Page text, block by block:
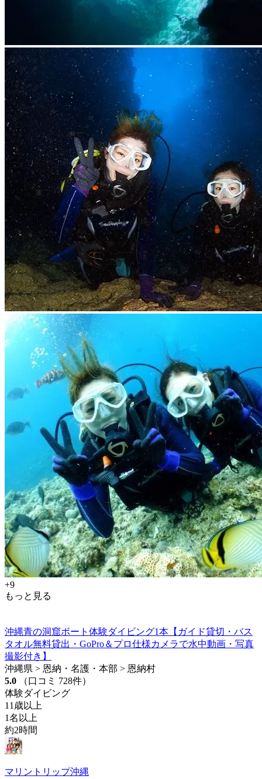
+9
もっと見る
沖縄青の洞窟ボート体験ダイビング1本【ガイド貸切・バス
タオル無料貸出・GoPro＆プロ仕様カメラで水中動画・写真
撮影付き】
沖縄県 > 恩納・名護・本部 > 恩納村
5.0
（口コミ 728件）
体験ダイビング
11歳以上
1名以上
約2時間
マリントリップ沖縄